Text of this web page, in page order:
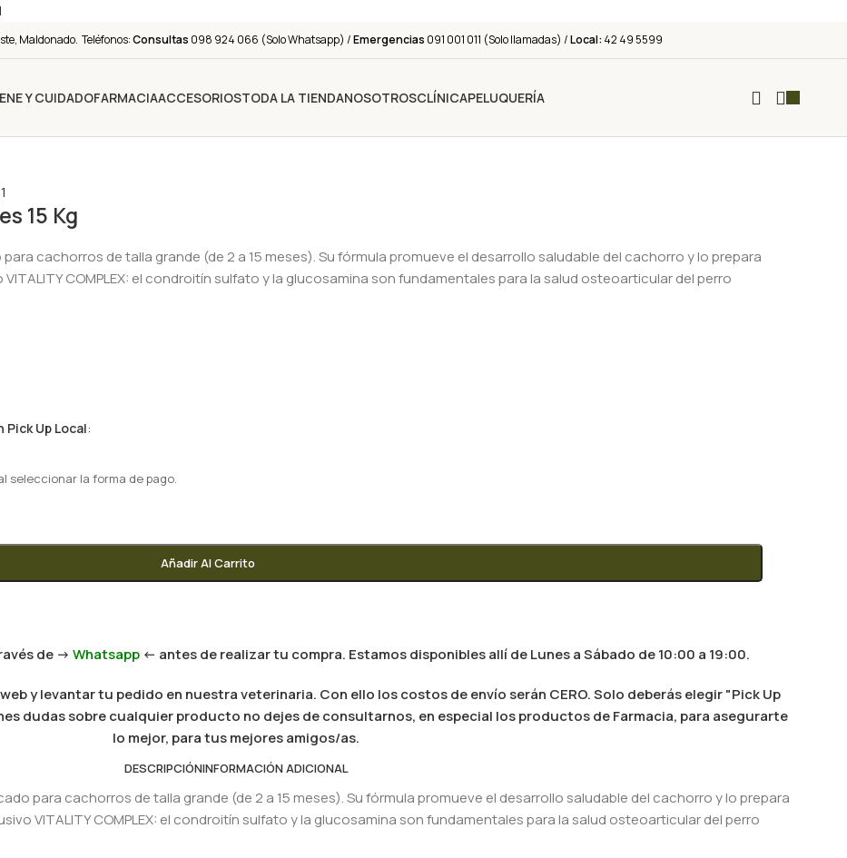
Maldonado. Teléfonos:Consultas 098 924 066 (Solo Whatsapp) /Emergencias 091 001 011 (Solo llamadas) /Local: 42 49 5599
Y CUIDADOFARMACIAACCESORIOSTODA LA TIENDANOSOTROSCLÍNICAPELUQUERÍA
15 Kg
cachorros de talla grande (de 2 a 15 meses). Su fórmula promueve el desarrollo saludable del cachorro y lo prepara
VITALITY COMPLEX: el condroitín sulfato y la glucosamina son fundamentales para la salud osteoarticular del perro
Up Local:
seleccionar la forma de pago.
Añadir Al Carrito
de -> Whatsapp <- antes de realizar tu compra. Estamos disponibles allí de Lunes a Sábado de 10:00 a 19:00.
y levantar tu pedido en nuestra veterinaria. Con ello los costos de envío serán CERO. Solo deberás elegir "Pick Up
dudas sobre cualquier producto no dejes de consultarnos, en especial los productos de Farmacia, para asegurarte
lo mejor, para tus mejores amigos/as.
DESCRIPCIÓNINFORMACIÓN ADICIONAL
para cachorros de talla grande (de 2 a 15 meses). Su fórmula promueve el desarrollo saludable del cachorro y lo prepara
VITALITY COMPLEX: el condroitín sulfato y la glucosamina son fundamentales para la salud osteoarticular del perro